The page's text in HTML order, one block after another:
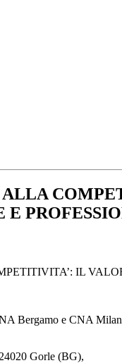
E
Bergamo e CNA
Gorle (BG),